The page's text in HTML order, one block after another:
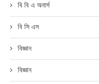
বি বি এ অনার্স
বি সি এস
বিজ্ঞান
বিজ্ঞান